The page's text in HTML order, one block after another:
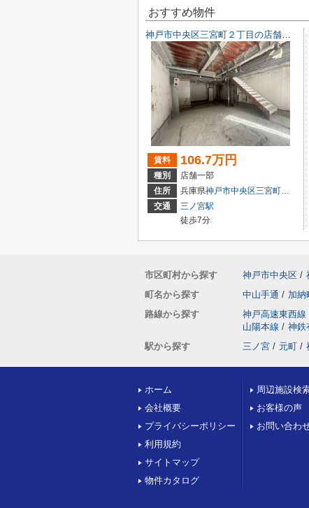
おすすめ物件
神戸市中央区三宮町２丁目の店舗一部
賃料 106.7万円
種別
店舗一部
住所
兵庫県神戸市中央区三宮町２丁目
交通
三ノ宮駅
徒歩7分
市区町村から探す 神戸市中央区 /
町名から探す
中山手通 / 加納
路線から探す
神戸高速東西線
山陽本線 / 神鉄
駅から探す
三ノ宮 / 元町 /
ホーム
会社概要
プライバシーポリシー
利用規約
サイトマップ
物件カタログ
周辺施設検
お客様の声
お問い合わ